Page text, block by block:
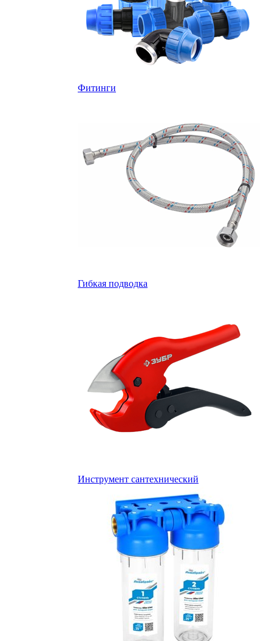
Фитинги
Гибкая подводка
Инструмент сантехнический